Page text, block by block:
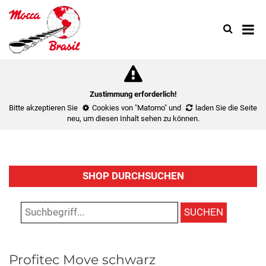
Zustimmung erforderlich!
Bitte akzeptieren Sie
Cookies von "Matomo" und
laden Sie die Seite
neu, um diesen Inhalt sehen zu können.
SearchUse
up
select
to
SHOP DURCHSUCHEN
SUCHEN
Profitec Move schwarz